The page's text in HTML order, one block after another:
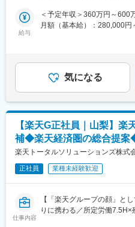
■会社の特徴
当社は産業市場戦略情報を
する進捗やコンタクト先を
の企業に活用されており、
■業務概要
話し方はマニュアルがあり
けます
■具体的な業務内容
・業界動向や新規プロジェク
・ヒアリング情報のデータ
・レポート件数に応じたイ
※データベースは英語ですが
給与
＜予定年収＞360万円～600
月額（基本給）：280,000
円以上のインセンティブ支
は毎月60～70万円のインセ
給：年1回/4月賃金はあく
上下する可能性があります
す。
気になる
【楽天G正社員｜山梨】楽
補◆楽天経済圏の総合提
楽天トータルソリューションズ株式
正社員 業種未経験歓迎
仕事内容
【「楽天グループの顔」と
りに携わる／所定労働7.5H×